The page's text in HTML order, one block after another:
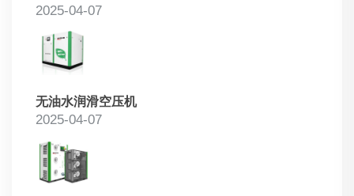
2025-04-07
无油水润滑空压机
2025-04-07